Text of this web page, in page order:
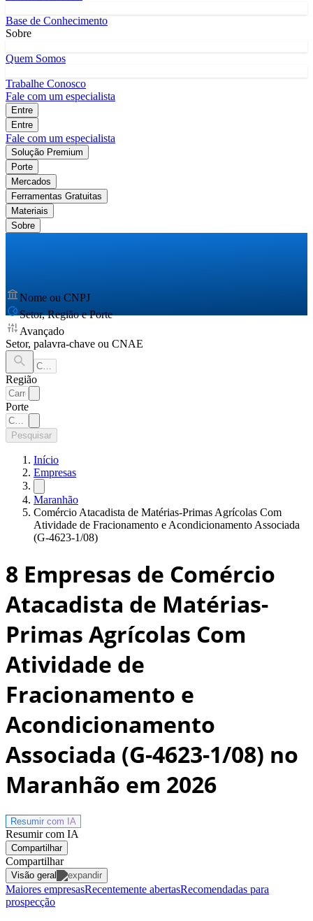
Base de Conhecimento
Sobre
Quem Somos
Trabalhe Conosco
Fale com um especialista
Entre
Entre
Fale com um especialista
Solução Premium
Porte
Mercados
Ferramentas Gratuitas
Materiais
Sobre
Nome ou CNPJ
Setor, Região e Porte
Avançado
Setor, palavra-chave ou CNAE
Região
Porte
Pesquisar
Início
Empresas
Maranhão
Comércio Atacadista de Matérias-Primas Agrícolas Com
Atividade de Fracionamento e Acondicionamento Associada
(G-4623-1/08)
8 Empresas de Comércio
Atacadista de Matérias-
Primas Agrícolas Com
Atividade de
Fracionamento e
Acondicionamento
Associada (G-4623-1/08) no
Maranhão em 2026
Resumir com IA
Resumir com IA
Compartilhar
Compartilhar
Visão geral
Maiores empresasRecentemente abertasRecomendadas para
prospecção